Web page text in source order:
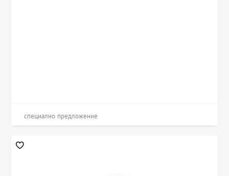
специално предложение